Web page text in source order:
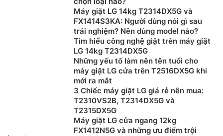
Máy giặt LG 14kg T2314DX5G và
FX1414S3KA: Người dùng nói gì sau
trải nghiệm? Nên dùng model nào?
Tìm hiểu công nghệ giặt trên máy giặt
LG 14kg T2314DX5G
Những yếu tố làm nên tên tuổi cho
máy giặt LG cửa trên T2516DX5G khi
mới ra mắt
3 Chiếc máy giặt LG giá rẻ nên mua:
T2310VS2B, T2314DX5G và
T2315DX5G
Máy giặt LG cửa ngang 12kg
FX1412N5G và những ưu điểm trội